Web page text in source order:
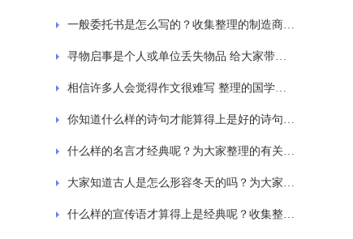
一般委托书是怎么写的？收集整理的制造商授权委托书范文
寻物启事是个人或单位丢失物品 给大家带来的寻物启事的范文格式通用7篇
相信许多人会觉得作文很难写 整理的国学经典诵读作文
你知道什么样的诗句才能算得上是好的诗句吗？为大家整理的西湖的诗句大全
什么样的名言才经典呢？为大家整理的有关劳动的名言
大家知道古人是怎么形容冬天的吗？为大家分享关于冬天的古诗
什么样的宣传语才算得上是经典呢？收集整理的保护环境标语宣传语精选230句